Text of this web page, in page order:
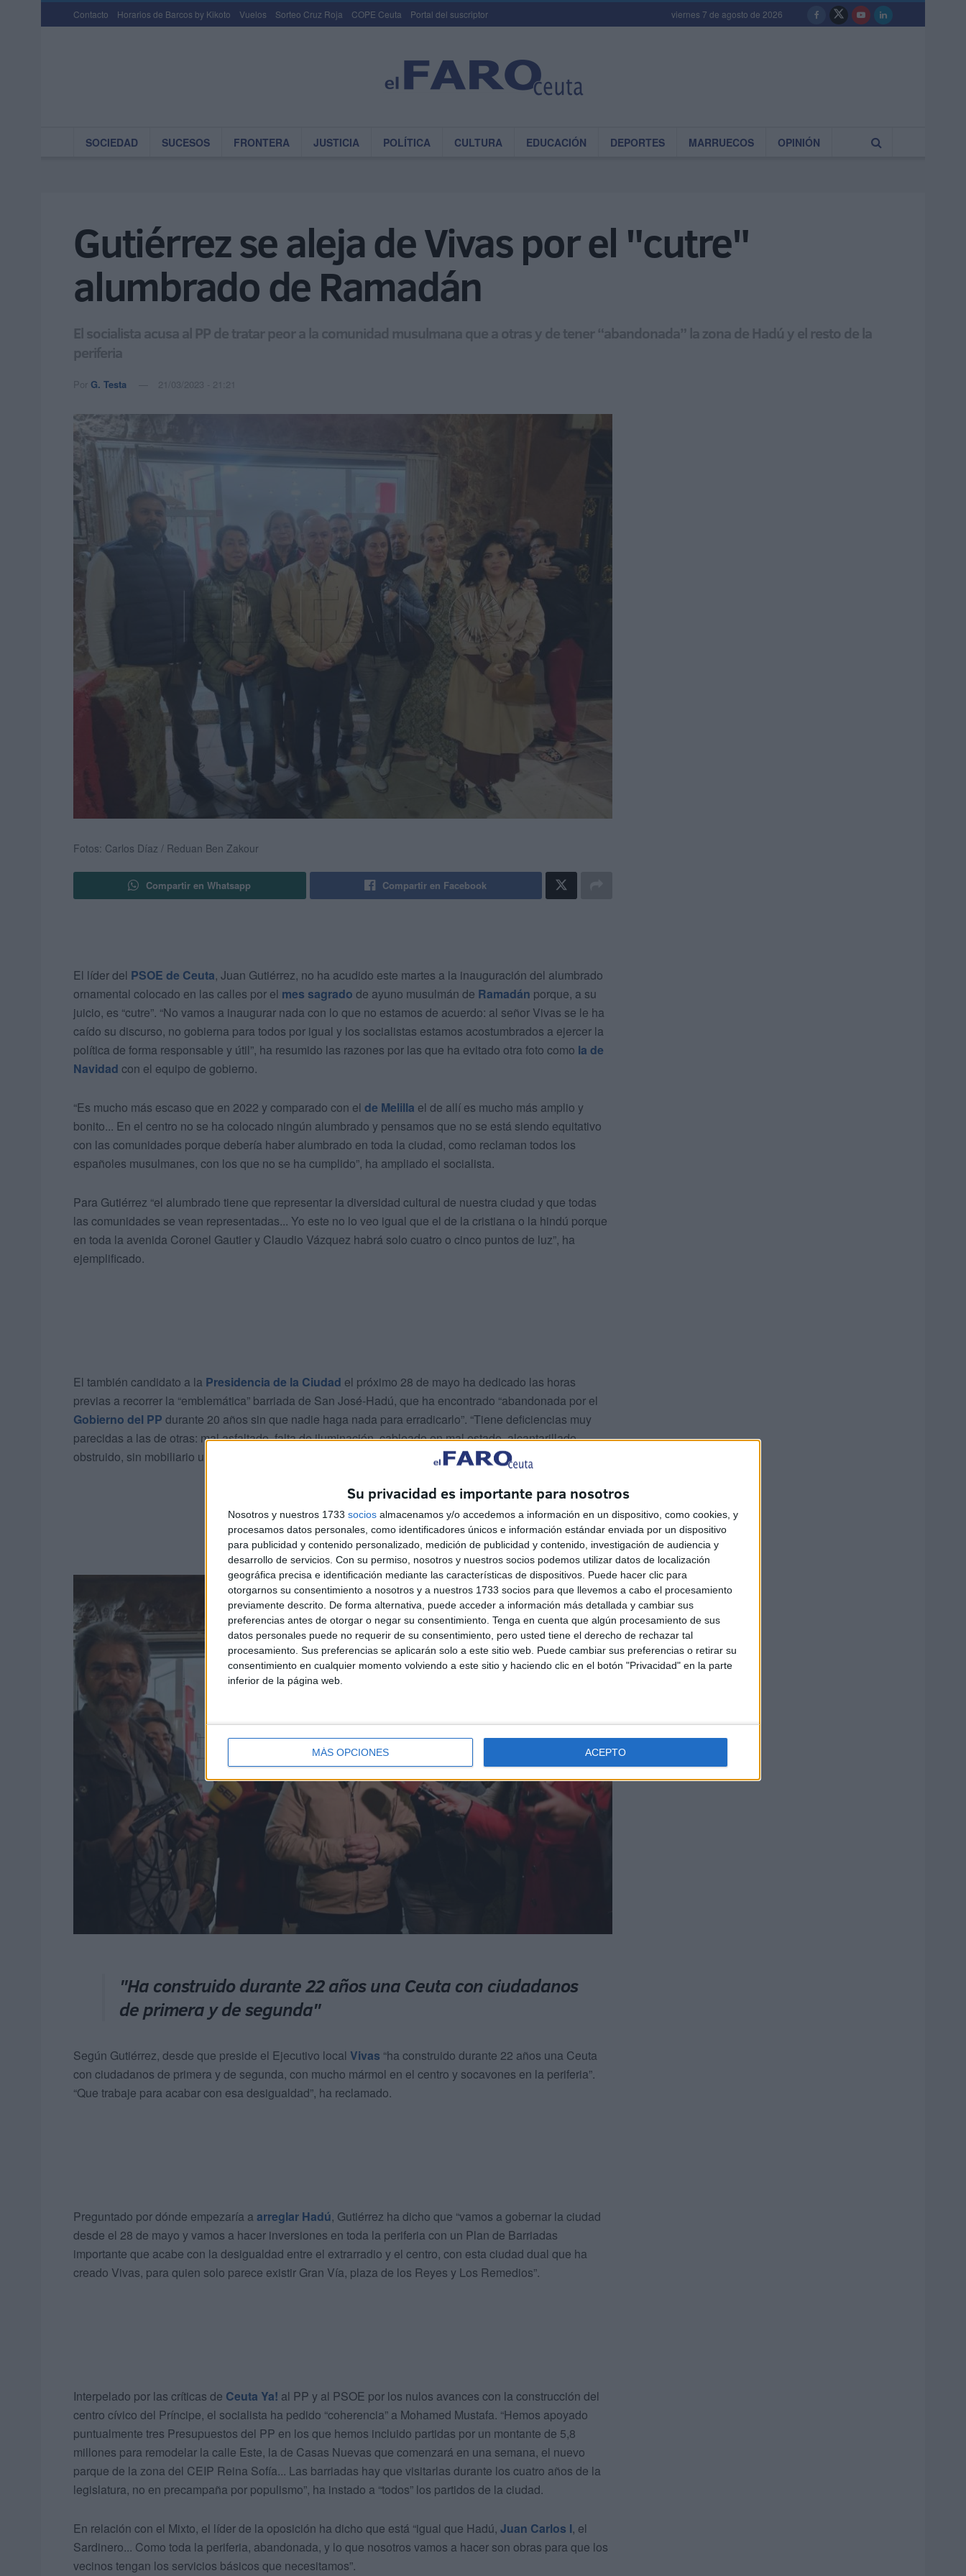
Su privacidad es importante para nosotros
Nosotros y nuestros 1733 socios almacenamos y/o accedemos a información en un dispositivo, como cookies, y
procesamos datos personales, como identificadores únicos e información estándar enviada por un dispositivo
para publicidad y contenido personalizado, medición de publicidad y contenido, investigación de audiencia y
desarrollo de servicios. Con su permiso, nosotros y nuestros socios podemos utilizar datos de localización
geográfica precisa e identificación mediante las características de dispositivos. Puede hacer clic para
otorgarnos su consentimiento a nosotros y a nuestros 1733 socios para que llevemos a cabo el procesamiento
previamente descrito. De forma alternativa, puede acceder a información más detallada y cambiar sus
preferencias antes de otorgar o negar su consentimiento. Tenga en cuenta que algún procesamiento de sus
datos personales puede no requerir de su consentimiento, pero usted tiene el derecho de rechazar tal
procesamiento. Sus preferencias se aplicarán solo a este sitio web. Puede cambiar sus preferencias o retirar su
consentimiento en cualquier momento volviendo a este sitio y haciendo clic en el botón "Privacidad" en la parte
inferior de la página web.
MÁS OPCIONES ACEPTO
Contacto Horarios de Barcos by Kikoto Vuelos Sorteo Cruz Roja COPE Ceuta Portal del suscriptor viernes 7 de agosto de 2026
SOCIEDAD SUCESOS FRONTERA JUSTICIA POLÍTICA CULTURA EDUCACIÓN DEPORTES MARRUECOS OPINIÓN
Gutiérrez se aleja de Vivas por el "cutre"
alumbrado de Ramadán
El socialista acusa al PP de tratar peor a la comunidad musulmana que a otras y de tener “abandonada” la zona de Hadú y el resto de la
periferia
Por G. Testa 21/03/2023 - 21:21
Fotos: Carlos Díaz / Reduan Ben Zakour
Compartir en Whatsapp Compartir en Facebook
El líder del PSOE de Ceuta, Juan Gutiérrez, no ha acudido este martes a la inauguración del alumbrado
ornamental colocado en las calles por el mes sagrado de ayuno musulmán de Ramadán porque, a su
juicio, es “cutre”. “No vamos a inaugurar nada con lo que no estamos de acuerdo: al señor Vivas se le ha
caído su discurso, no gobierna para todos por igual y los socialistas estamos acostumbrados a ejercer la
política de forma responsable y útil”, ha resumido las razones por las que ha evitado otra foto como la de
Navidad con el equipo de gobierno.
“Es mucho más escaso que en 2022 y comparado con el de Melilla el de allí es mucho más amplio y
bonito... En el centro no se ha colocado ningún alumbrado y pensamos que no se está siendo equitativo
con las comunidades porque debería haber alumbrado en toda la ciudad, como reclaman todos los
españoles musulmanes, con los que no se ha cumplido”, ha ampliado el socialista.
Para Gutiérrez “el alumbrado tiene que representar la diversidad cultural de nuestra ciudad y que todas
las comunidades se vean representadas... Yo este no lo veo igual que el de la cristiana o la hindú porque
en toda la avenida Coronel Gautier y Claudio Vázquez habrá solo cuatro o cinco puntos de luz”, ha
ejemplificado.
El también candidato a la Presidencia de la Ciudad el próximo 28 de mayo ha dedicado las horas
previas a recorrer la “emblemática” barriada de San José-Hadú, que ha encontrado “abandonada por el
Gobierno del PP durante 20 años sin que nadie haga nada para erradicarlo”. “Tiene deficiencias muy
parecidas a las de otras: mal asfaltado, falta de iluminación, cableado en mal estado, alcantarillado
obstruido, sin mobiliario urbano...”, ha repasado.
"Ha construido durante 22 años una Ceuta con ciudadanos
de primera y de segunda"
Según Gutiérrez, desde que preside el Ejecutivo local Vivas “ha construido durante 22 años una Ceuta
con ciudadanos de primera y de segunda, con mucho mármol en el centro y socavones en la periferia”.
“Que trabaje para acabar con esa desigualdad”, ha reclamado.
Preguntado por dónde empezaría a arreglar Hadú, Gutiérrez ha dicho que “vamos a gobernar la ciudad
desde el 28 de mayo y vamos a hacer inversiones en toda la periferia con un Plan de Barriadas
importante que acabe con la desigualdad entre el extrarradio y el centro, con esta ciudad dual que ha
creado Vivas, para quien solo parece existir Gran Vía, plaza de los Reyes y Los Remedios”.
Interpelado por las críticas de Ceuta Ya! al PP y al PSOE por los nulos avances con la construcción del
centro cívico del Príncipe, el socialista ha pedido “coherencia” a Mohamed Mustafa. “Hemos apoyado
puntualmente tres Presupuestos del PP en los que hemos incluido partidas por un montante de 5,8
millones para remodelar la calle Este, la de Casas Nuevas que comenzará en una semana, el nuevo
parque de la zona del CEIP Reina Sofía... Las barriadas hay que visitarlas durante los cuatro años de la
legislatura, no en precampaña por populismo”, ha instado a “todos” los partidos de la ciudad.
En relación con el Mixto, el líder de la oposición ha dicho que está “igual que Hadú, Juan Carlos I, el
Sardinero... Como toda la periferia, abandonada, y lo que nosotros vamos a hacer son obras para que los
vecinos tengan los servicios básicos que necesitamos”.